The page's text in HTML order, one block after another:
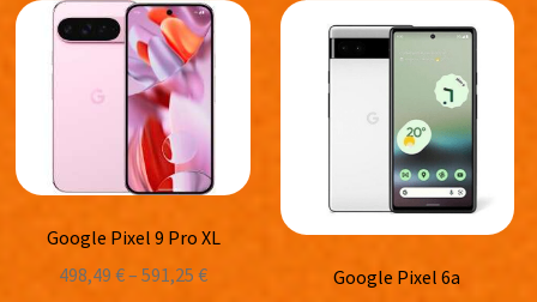
Google Pixel 9 Pro XL
498,49€–591,25€
Google Pixel 6a